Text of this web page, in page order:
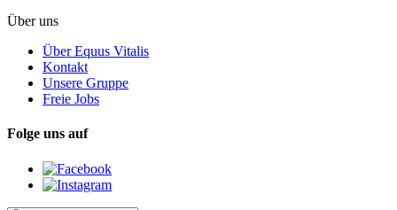
Über uns
Über Equus Vitalis
Kontakt
Unsere Gruppe
Freie Jobs
Folge uns auf